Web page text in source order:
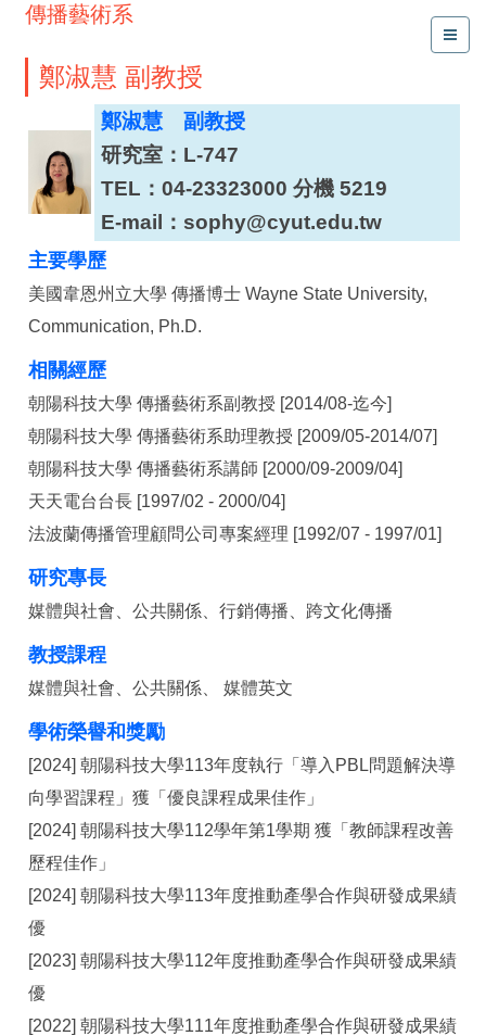
傳播藝術系
鄭淑慧 副教授
鄭淑慧 副教授
研究室：L-747
TEL：04-23323000 分機 5219
E-mail：sophy@cyut.edu.tw
主要學歷
美國韋恩州立大學 傳播博士 Wayne State University,
Communication, Ph.D.
相關經歷
朝陽科技大學 傳播藝術系副教授 [2014/08-迄今]
朝陽科技大學 傳播藝術系助理教授 [2009/05-2014/07]
朝陽科技大學 傳播藝術系講師 [2000/09-2009/04]
天天電台台長 [1997/02 - 2000/04]
法波蘭傳播管理顧問公司專案經理 [1992/07 - 1997/01]
研究專長
媒體與社會、公共關係、行銷傳播、跨文化傳播
教授課程
媒體與社會、公共關係、 媒體英文
學術榮譽和獎勵
[2024] 朝陽科技大學113年度執行「導入PBL問題解決導
向學習課程」獲「優良課程成果佳作」
[2024] 朝陽科技大學112學年第1學期 獲「教師課程改善
歷程佳作」
[2024] 朝陽科技大學113年度推動產學合作與研發成果績
優
[2023] 朝陽科技大學112年度推動產學合作與研發成果績
優
[2022] 朝陽科技大學111年度推動產學合作與研發成果績